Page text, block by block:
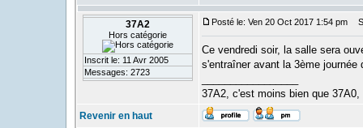
37A2
Hors catégorie
Inscrit le: 11 Avr 2005
Messages: 2723
Posté le: Ven 20 Oct 2017 1:54 pm
Ce vendredi soir, la salle sera
s'entraîner avant la 3ème journée
37A2, c'est moins bien que
Revenir en haut